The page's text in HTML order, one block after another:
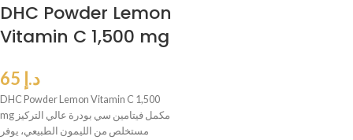
DHC Powder Lemon
Vitamin C 1,500 mg
د.إ
DHC Powder Lemon Vitamin C 1,500
mg مكمل فيتامين سي بودرة عالي التركيز
مستخلص من الليمون الطبيعي، يوفر